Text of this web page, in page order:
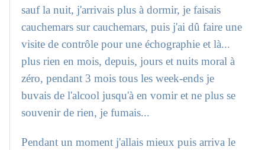
sauf la nuit, j'arrivais plus à dormir, je faisais
cauchemars sur cauchemars, puis j'ai dû faire une
visite de contrôle pour une échographie et là...
plus rien en mois, depuis, jours et nuits moral à
zéro, pendant 3 mois tous les week-ends je
buvais de l'alcool jusqu'à en vomir et ne plus se
souvenir de rien, je fumais...
Pendant un moment j'allais mieux puis arriva le